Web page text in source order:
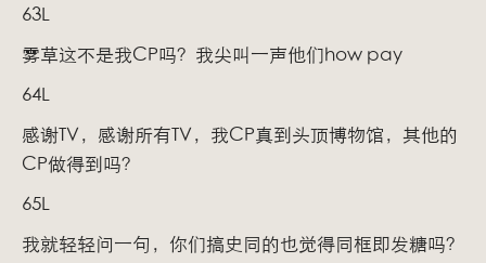
63L
雾草这不是我CP吗？我尖叫一声他们how pay
64L
感谢TV，感谢所有TV，我CP真到头顶博物馆，其他的
CP做得到吗？
65L
我就轻轻问一句，你们搞史同的也觉得同框即发糖吗？